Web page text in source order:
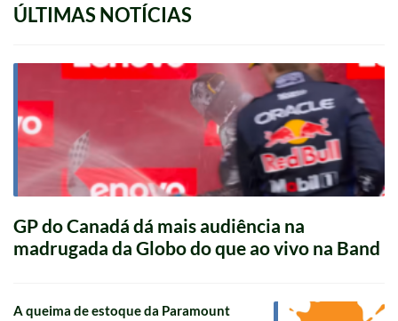
ÚLTIMAS NOTÍCIAS
GP do Canadá dá mais audiência na
madrugada da Globo do que ao vivo na Band
A queima de estoque da Paramount